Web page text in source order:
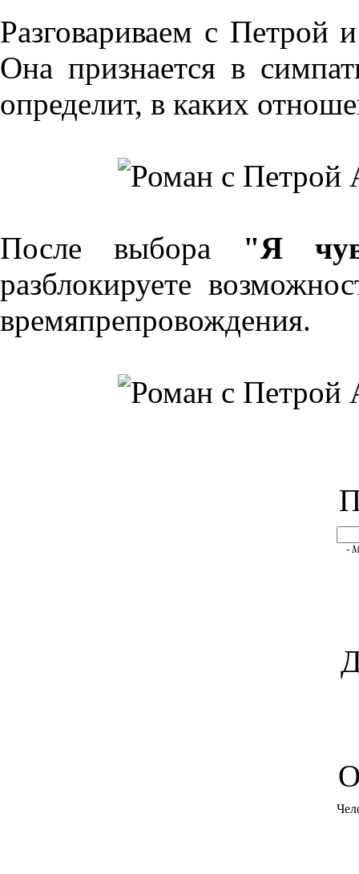
Разговариваем с
Она признается в
определит, в каких
После выбора "Я
разблокируете
времяпрепровождения.
-